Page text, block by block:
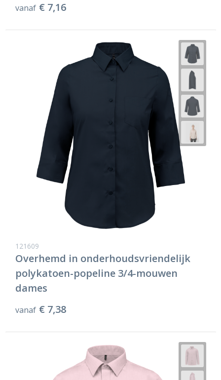
vanaf € 7,16
121609
Overhemd in onderhoudsvriendelijk
polykatoen-popeline 3/4-mouwen
dames
vanaf € 7,38